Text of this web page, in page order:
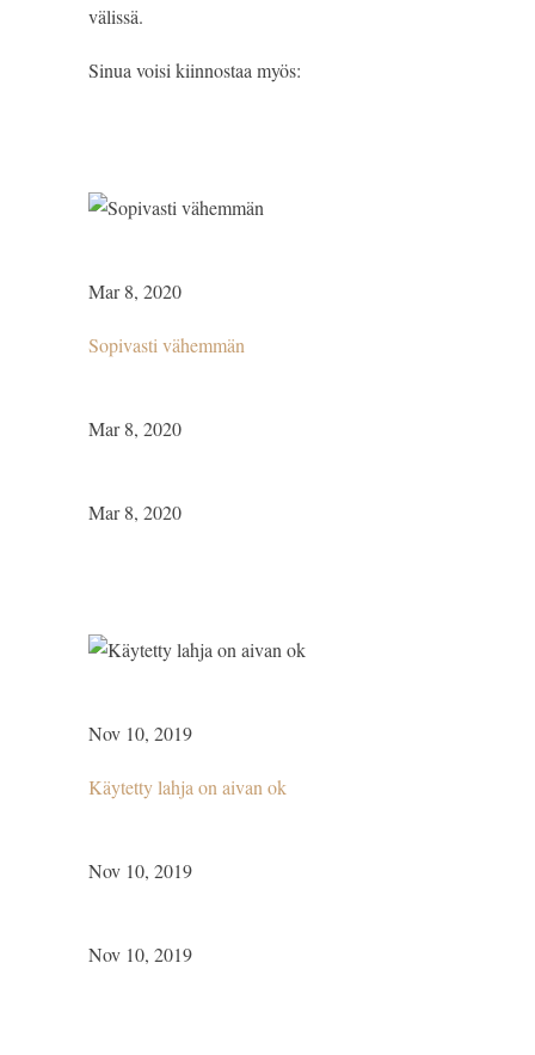
välissä.
Sinua voisi kiinnostaa myös:
Mar 8, 2020
Sopivasti vähemmän
Mar 8, 2020
Mar 8, 2020
Nov 10, 2019
Käytetty lahja on aivan ok
Nov 10, 2019
Nov 10, 2019